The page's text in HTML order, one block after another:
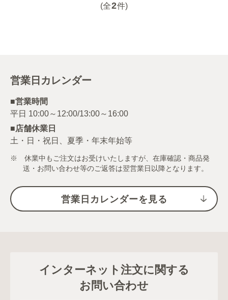
(全2件)
営業日カレンダー
■営業時間
■店舗休業日
土・日・祝日、夏季・年末年始等
※ 休業中もご注文はお受けいたしますが、在庫確認・商品発
送・お問い合わせ等のご返答は翌営業日以降となります。
営業日カレンダーを見る
インターネット注文に関する
お問い合わせ